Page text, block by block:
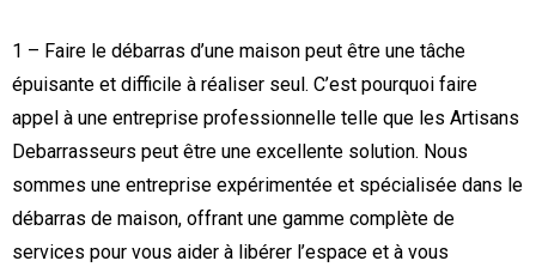
1 – Faire le débarras d’une maison peut être une tâche
épuisante et difficile à réaliser seul. C’est pourquoi faire
appel à une entreprise professionnelle telle que les Artisans
Debarrasseurs peut être une excellente solution. Nous
sommes une entreprise expérimentée et spécialisée dans le
débarras de maison, offrant une gamme complète de
services pour vous aider à libérer l’espace et à vous